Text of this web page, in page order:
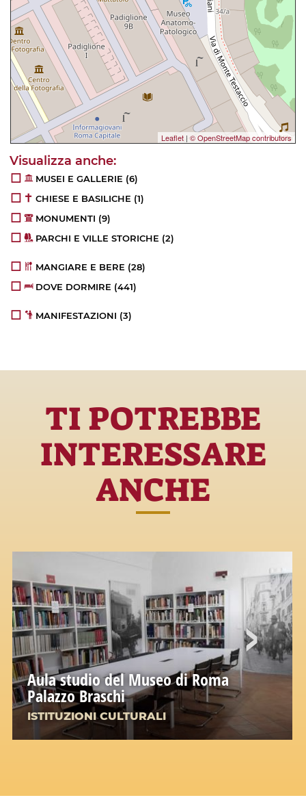
Leaflet | © OpenStreetMap contributors
MUSEI E GALLERIE (6)
CHIESE E BASILICHE (1)
MONUMENTI (9)
PARCHI E VILLE STORICHE (2)
MANGIARE E BERE (28)
DOVE DORMIRE (441)
MANIFESTAZIONI (3)
TI POTREBBE
INTERESSARE
ANCHE
Aula studio del Museo di Roma
Palazzo Braschi
ISTITUZIONI CULTURALI